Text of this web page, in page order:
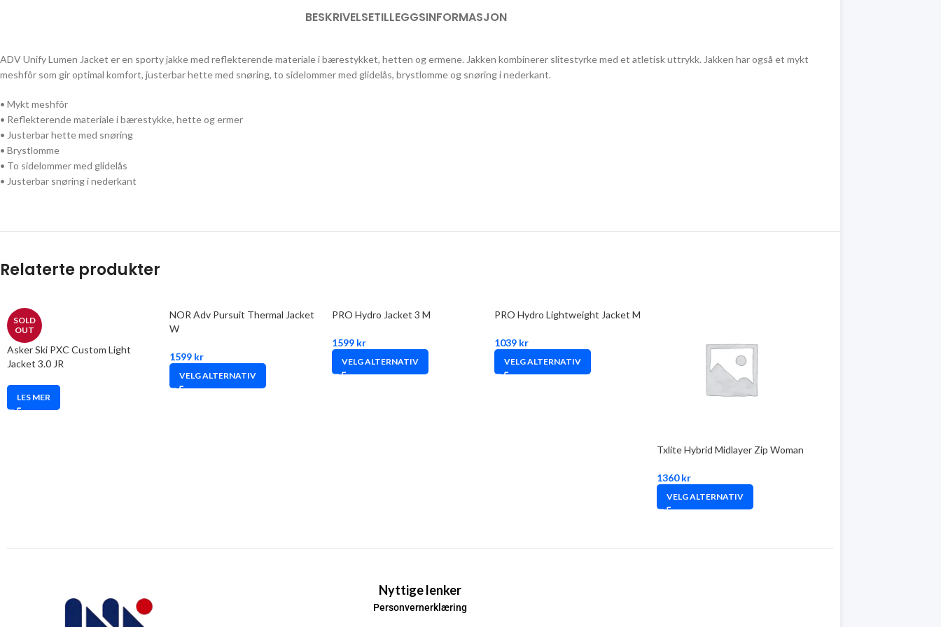
BESKRIVELSETILLEGGSINFORMASJON
ADV Unify Lumen Jacket er en sporty jakke med reflekterende materiale i bærestykket, hetten og ermene. Jakken kombinerer slitestyrke med et atletisk uttrykk. Jakken har også et mykt
meshfôr som gir optimal komfort, justerbar hette med snøring, to sidelommer med glidelås, brystlomme og snøring i nederkant.
• Mykt meshfôr
• Reflekterende materiale i bærestykke, hette og ermer
• Justerbar hette med snøring
• Brystlomme
• To sidelommer med glidelås
• Justerbar snøring i nederkant
Relaterte produkter
SOLD
OUT
Asker Ski PXC Custom Light
Jacket 3.0 JR
LES MER
NOR Adv Pursuit Thermal Jacket
W
1599 kr
VELG ALTERNATIV
PRO Hydro Jacket 3 M
1599 kr
VELG ALTERNATIV
PRO Hydro Lightweight Jacket M
1039 kr
VELG ALTERNATIV
Txlite Hybrid Midlayer Zip Woman
1360kr
VELG ALTERNATIV
Nyttige lenker
Personvernerklæring